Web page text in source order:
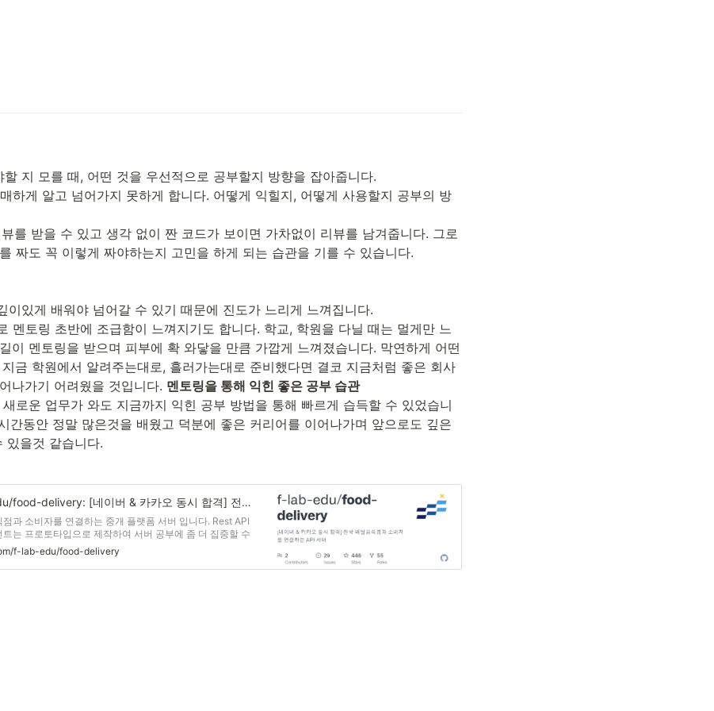
지 모를 때, 어떤 것을 우선적으로 공부할지 방향을 잡아줍니다.
하게 알고 넘어가지 못하게 합니다. 어떻게 익힐지, 어떻게 사용할지 공부의 방
를 받을 수 있고 생각 없이 짠 코드가 보이면 가차없이 리뷰를 남겨줍니다. 그로
짜도 꼭 이렇게 짜야하는지 고민을 하게 되는 습관을 기를 수 있습니다.
이있게 배워야 넘어갈 수 있기 때문에 진도가 느리게 느껴집니다.
멘토링 초반에 조급함이 느껴지기도 합니다. 학교, 학원을 다닐 때는 멀게만 느
이 멘토링을 받으며 피부에 확 와닿을 만큼 가깝게 느껴졌습니다. 막연하게 어떤
금 학원에서 알려주는대로, 흘러가는대로 준비했다면 결코 지금처럼 좋은 회사
나가기 어려웠을 것입니다. 멘토링을 통해 익힌 좋은 공부 습관
로운 업무가 와도 지금까지 익힌 공부 방법을 통해 빠르게 습득할 수 있었습니
간동안 정말 많은것을 배웠고 덕분에 좋은 커리어를 이어나가며 앞으로도 깊은
있을것 같습니다.
GitHub - f-lab-edu/food-delivery: [네이버 & 카카오 동시 합격] 전국 배달음식점과 소비자를 연결하는 API 서버
과 소비자를 연결하는 중개 플랫폼 서버 입니다. Rest API
는 프로토타입으로 제작하여 서버 공부에 좀 더 집중할 수
자세한 구현 내용은 PR에서 확인하실 수 있습니다.
인 문제에 대한 해결 방법은 WIKI에서 확인할 수 있습니다.
에서 CI/CD를 진행합니다.
f-lab-edu/food-delivery